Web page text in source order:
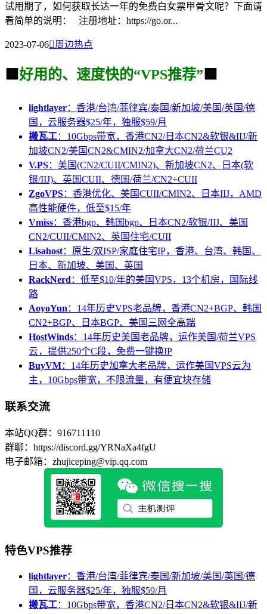
试用期了，如何获取长达一年的免费白女票甲骨文呢？下面请
看简单的说明： 注册地址：https://go.or...
2023-07-06周边热点
🟩 好用的、速度快的“VPS推荐” 🟩
lightlayer：香港/台湾/菲律宾/泰国/新加坡/美国/英国/德
国，云服务器$25/年，独服$59/月
搬瓦工：10Gbps带宽，香港CN2/日本CN2&软银&IIJ/新
加坡CN2/美国CN2&CMIN2/加拿大CN2/荷兰CU2
V.PS：美国(CN2/CUII/CMIN2)、新加坡CN2、日本(软
银/IIJ)、英国CUII、德国/荷兰/CN2+CUII
ZgoVPS：香港优化、美国CUII/CMIN2、日本IIJ，AMD
高性能硬件，低至$15/年
Vmiss：香港bgp、韩国bgp、日本CN2/软银/IIJ、美国
CN2/CUII/CMIN2、英国住宅/CUII
Lisahost：原生/双ISP/家庭住宅IP，香港、台湾、韩国、
日本、新加坡、美国、英国
RackNerd：低至$10/年的美国VPS，13个机房，国际线
路
AoyoYun：14年历史VPS老品牌，香港CN2+BGP、韩国
CN2+BGP、日本BGP、美国三网全高端
HostWinds：14年历史美国老品牌，运作美国/荷兰VPS
云，提供250个C段，免费一键换IP
BuyVM：14年历史加拿大老品牌，运作美国VPS云为
主，10Gbps带宽，不限流量，有便宜块存储
联系交流
本站QQ群：916711110
群聊：https://discord.gg/YRNaXa4fgU
电子邮箱：zhujiceping@vip.qq.com
特色VPS推荐
lightlayer：香港/台湾/菲律宾/泰国/新加坡/美国/英国/德
国，云服务器$25/年，独服$59/月
搬瓦工：10Gbps带宽，香港CN2/日本CN2&软银&IIJ/新